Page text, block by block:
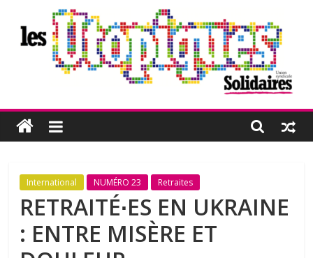
contenu
Les
Utopiques
Revue
réflexion
éditée
par
International NUMÉRO 23 Retraites
RETRAITÉ∙ES EN UKRAINE
: ENTRE MISÈRE ET